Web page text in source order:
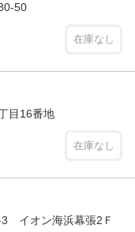
50
在庫なし
目16番地
在庫なし
イオン海浜幕張2Ｆ